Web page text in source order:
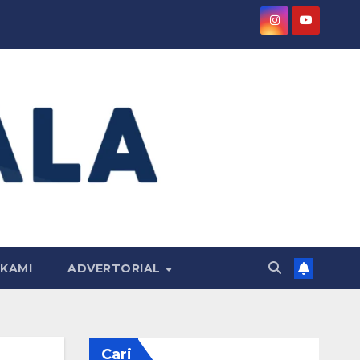
ADVERTORIAL
Cari